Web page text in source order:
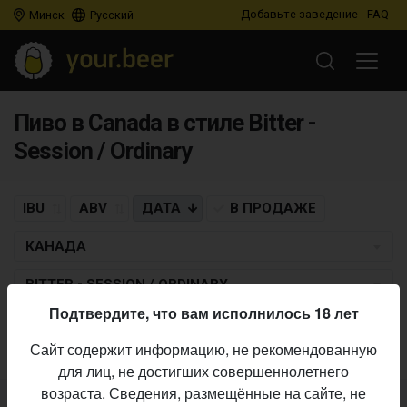
Минск Русский Добавьте заведение FAQ
Пиво в Canada в стиле Bitter -
Session / Ordinary
IBU ABV ДАТА В ПРОДАЖЕ
КАНАДА
BITTER - SESSION / ORDINARY
Пиво по заданным критериям не найдено
Подтвердите, что вам исполнилось 18 лет
Сайт содержит информацию, не рекомендованную
для лиц, не достигших совершеннолетнего
возраста. Сведения, размещённые на сайте, не